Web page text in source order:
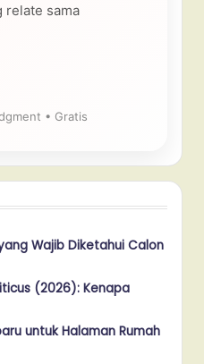
relate sama
• Gratis
Wajib Diketahui Calon
(2026): Kenapa
untuk Halaman Rumah